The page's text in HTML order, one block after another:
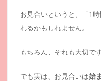
お見合いというと、「1
れるかもしれません。
もちろん、それも大切です
でも実は、お見合いは始